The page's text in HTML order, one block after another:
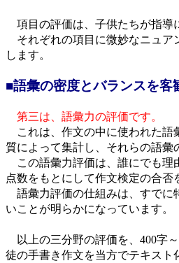
項目の評価は、子供たちが指導
それぞれの項目に微妙なニュア
します。
■語彙の密度とバランスを客
第三は、語彙力の評価です。
これは、作文の中に使われた語
質によって集計し、それらの語
この語彙力評価は、誰にでも理
点数をもとにして作文検定の合否
語彙力評価の仕組みは、すでに
いことが明らかになっています。
以上の三分野の評価を、400字
徒の手書き作文を当方でテキスト